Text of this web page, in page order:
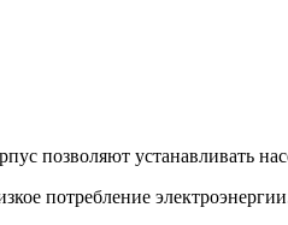
позволяют устанавливать
потребление